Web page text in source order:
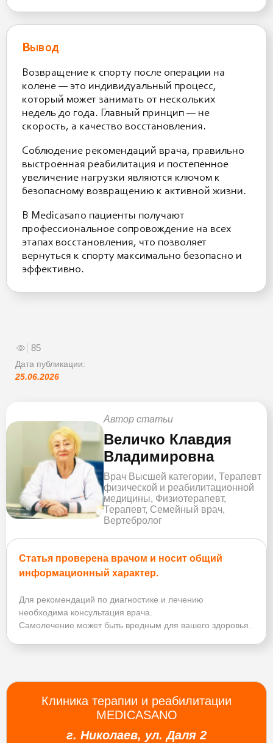
Вывод
Возвращение к спорту после операции на
колене — это индивидуальный процесс,
который может занимать от нескольких
недель до года. Главный принцип — не
скорость, а качество восстановления.
Соблюдение рекомендаций врача, правильно
выстроенная реабилитация и постепенное
увеличение нагрузки являются ключом к
безопасному возвращению к активной жизни.
В Medicasano пациенты получают
профессиональное сопровождение на всех
этапах восстановления, что позволяет
вернуться к спорту максимально безопасно и
эффективно.
85
Дата публикации:
25.06.2026
Автор статьи
Величко Клавдия
Владимировна
Врач Высшей категории, Терапевт
физической и реабилитационной
медицины, Физиотерапевт,
Терапевт, Семейный врач,
Вертебролог
Статья проверена врачом и носит общий
информационный характер.
Для рекомендаций по диагностике и лечению
необходима консультация врача.
Самолечение может быть вредным для вашего здоровья.
Клиника терапии и реабилитации
MEDICASANO
г. Николаев, ул. Даля 2